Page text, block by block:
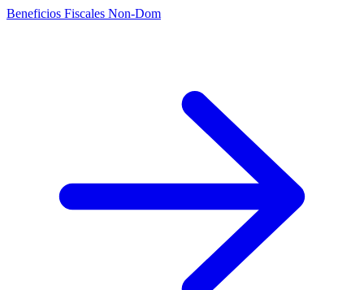
Beneficios Fiscales Non-Dom